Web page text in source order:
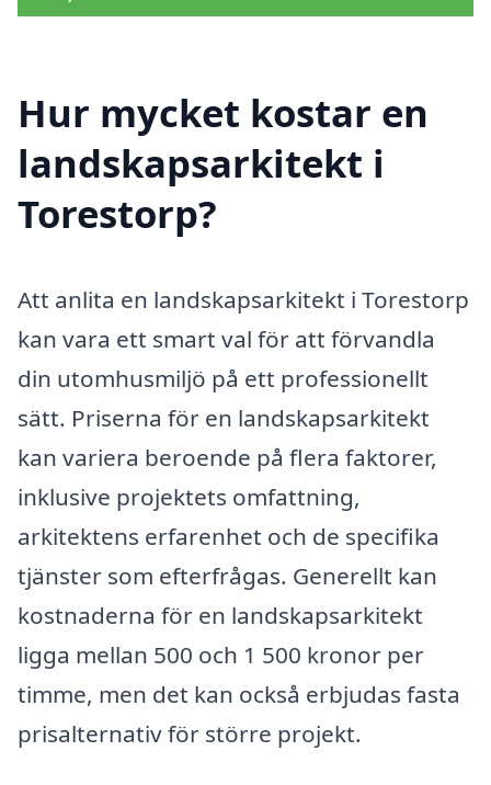
Hur mycket kostar en
landskapsarkitekt i
Torestorp?
Att anlita en landskapsarkitekt i Torestorp
kan vara ett smart val för att förvandla
din utomhusmiljö på ett professionellt
sätt. Priserna för en landskapsarkitekt
kan variera beroende på flera faktorer,
inklusive projektets omfattning,
arkitektens erfarenhet och de specifika
tjänster som efterfrågas. Generellt kan
kostnaderna för en landskapsarkitekt
ligga mellan 500 och 1 500 kronor per
timme, men det kan också erbjudas fasta
prisalternativ för större projekt.